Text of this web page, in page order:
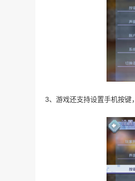
3、游戏还支持设置手机按键